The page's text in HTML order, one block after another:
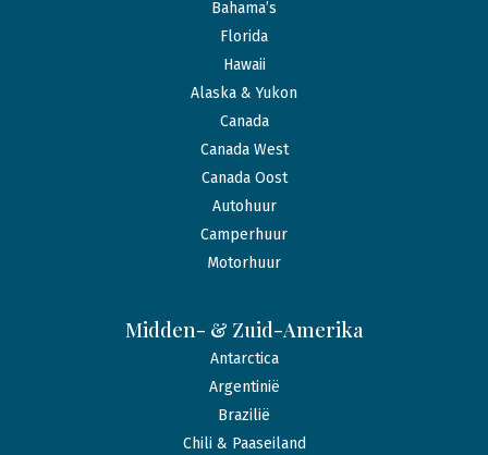
Bahama’s
Florida
Hawaii
Alaska & Yukon
Canada
Canada West
Canada Oost
Autohuur
Camperhuur
Motorhuur
Midden- & Zuid-Amerika
Antarctica
Argentinië
Brazilië
Chili & Paaseiland